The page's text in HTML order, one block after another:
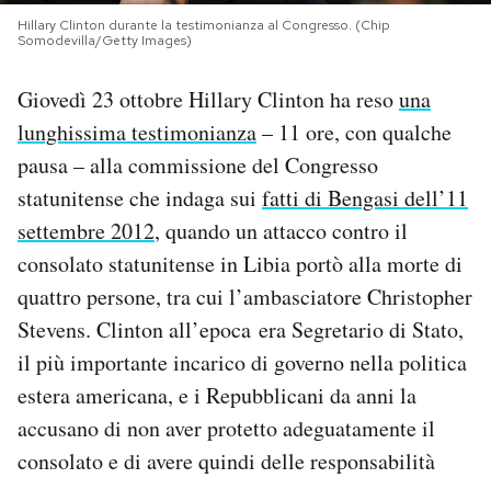
SHOP
AREA PERSONALE
Area Personale
Newsletter
Notifiche mobile
Hai bisogno di aiuto?
Esci
Hillary Clinton durante la testimonianza al Congresso. (Chip
Somodevilla/Getty Images)
Giovedì 23 ottobre Hillary Clinton ha resouna
lunghissima testimonianza– 11 ore, con qualche
pausa – alla commissione del Congresso
statunitense che indaga sui fatti di Bengasi dell’11
settembre 2012, quando un attacco contro il
consolato statunitense in Libia portò alla morte di
quattro persone, tra cui l’ambasciatore Christopher
Stevens. Clinton all’epoca era Segretario di Stato,
il più importante incarico di governo nella politica
estera americana, e i Repubblicani da anni la
accusano di non aver protetto adeguatamente il
consolato e di avere quindi delle responsabilità